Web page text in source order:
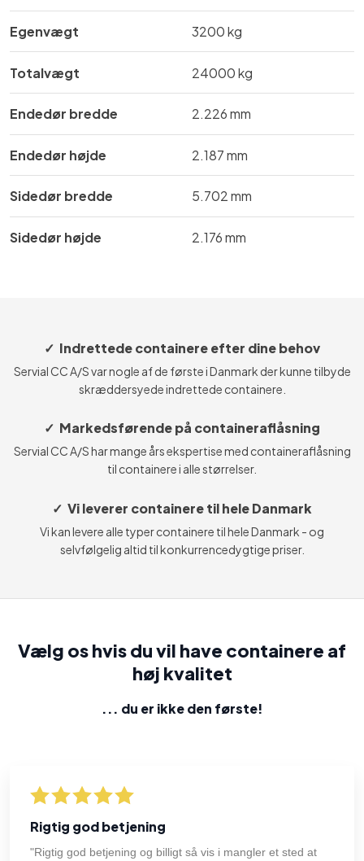
Egenvægt ​3200 kg
Totalvægt ​24000 kg
Endedør bredde ​​​2.226 mm
Endedør højde ​​2.187 mm
Sidedør bredde ​​5.702 mm
Sidedør højde ​2.176 mm
✓ Indrettede containere efter dine behov
Servial CC A/S var nogle af de første i Danmark der kunne tilbyde
skræddersyede indrettede containere.
✓ Markedsførende på containeraflåsning
Servial CC A/S har mange års ekspertise med containeraflåsning
til containere i alle størrelser.
✓ Vi leverer containere til hele Danmark
Vi kan levere alle typer containere til hele Danmark - og
selvfølgelig altid til konkurrencedygtige priser.
Vælg os hvis du vil have containere af
høj kvalitet
... du er ikke den første​!
Rigtig god betjening
"Rigtig god betjening og billigt så vis i mangler et sted at